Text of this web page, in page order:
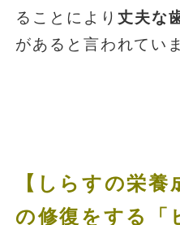
ることにより 丈夫な
があると言われてい
【しらすの栄
の修復をする「